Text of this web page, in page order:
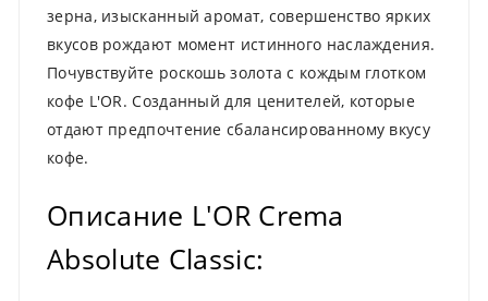
зерна, изысканный аромат, совершенство ярких
вкусов рождают момент истинного наслаждения.
Почувствуйте роскошь золота с кождым глотком
кофе L'OR. Созданный для ценителей, которые
отдают предпочтение сбалансированному вкусу
кофе.
Описание L'OR Crema
Absolute Classic: